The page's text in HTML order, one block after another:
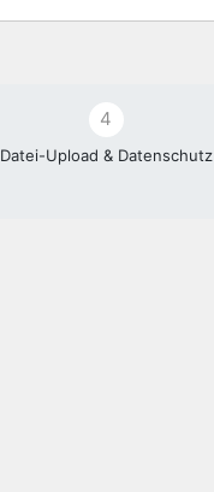
4
Datei-Upload & Datenschutz